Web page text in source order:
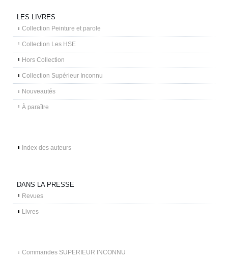
LES LIVRES
Collection Peinture et parole
Collection Les HSE
Hors Collection
Collection Supérieur Inconnu
Nouveautés
À paraître
Index des auteurs
DANS LA PRESSE
Revues
Livres
Commandes SUPERIEUR INCONNU